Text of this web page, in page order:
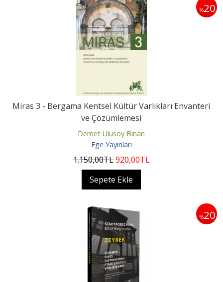
%20
Miras 3 - Bergama Kentsel Kültür Varlıkları Envanteri
ve Çözümlemesi
Demet Ulusoy Binan
Ege Yayınları
1.150,00TL920,00TL
Sepete Ekle
%20